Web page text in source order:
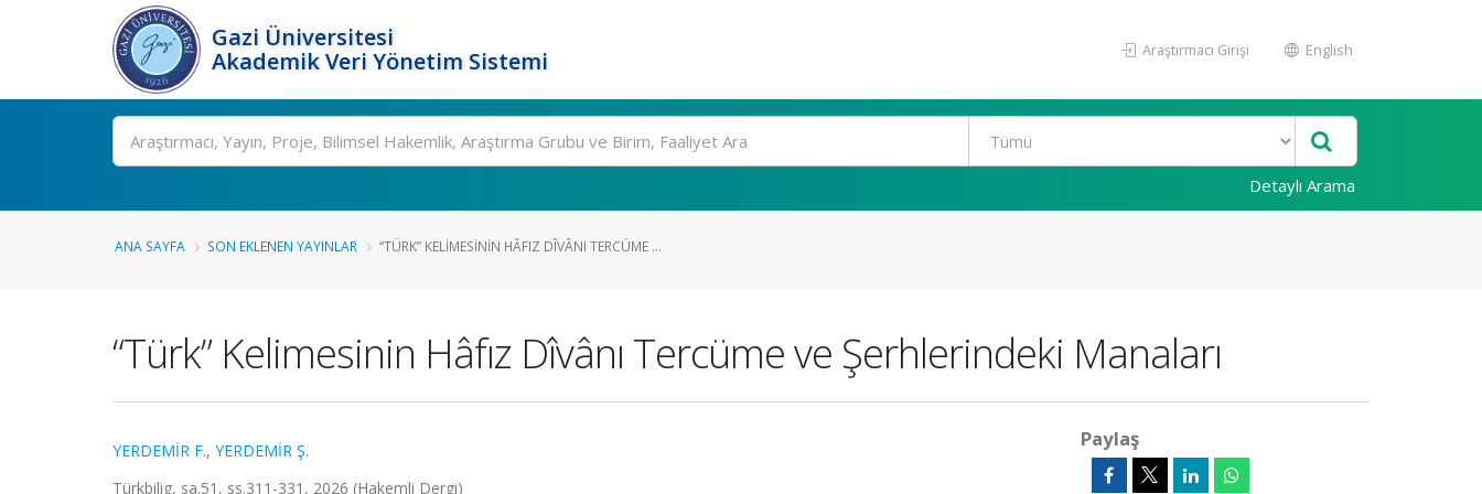
Gazi Üniversitesi
Akademik Veri Yönetim Sistemi
Araştırmacı Girişi English
Ara
Detaylı Arama
ANA SAYFA SON EKLENEN YAYINLAR “TÜRK” KELIMESININ HÂFIZ DÎVÂNI TERCÜME ...
“Türk” Kelimesinin Hâfız Dîvânı Tercüme ve Şerhlerindeki Manaları
YERDEMİR F., YERDEMİR Ş.
Türkbilig, sa.51, ss.311-331, 2026 (Hakemli Dergi)
Paylaş